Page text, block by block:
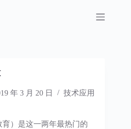
年 3 月 20 日 技术应用
）是这一两年最热门的